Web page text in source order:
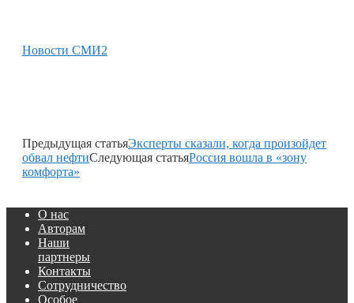
Новости СМИ2
Предыдущая статьяЭксперты сказали, когда произойдет
обвал нефтиСледующая статьяРоссия вошла в «зону
комфорта»
О нас
Авторам
Наши
партнеры
Контакты
Сотрудничество
Особое